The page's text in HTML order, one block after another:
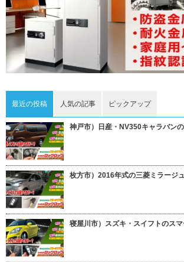
最近の投稿 人気の記事 ピックアップ
神戸市）日産・NV350キャラバン
枚方市）2016年式の三菱ミラージ
寝屋川市）スズキ・スイフトのス